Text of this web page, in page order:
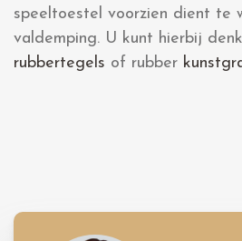
speeltoestel voorzien dient te
valdemping. U kunt hierbij
rubbertegels of rubber